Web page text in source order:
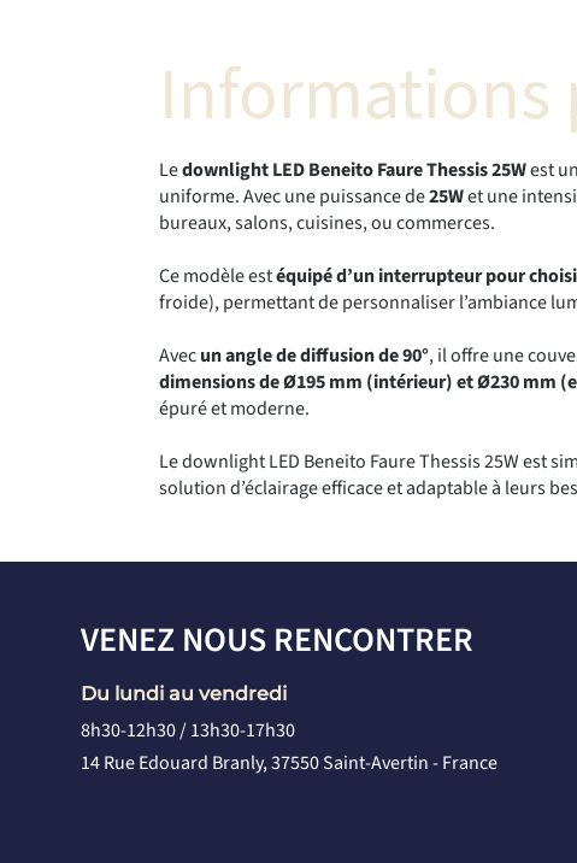
Ledownlight LED Beneito Faure Thessis 25West
uniforme. Avec une puissance de25Wet une
bureaux, salons, cuisines, ou commerces.
Ce modèle estéquipé d’un interrupteur pour
froide), permettant de personnaliser l’ambiance
Avecun angle de diffusion de 90°, il offre une
dimensions de Ø195 mm (intérieur) et Ø230 mm
épuré et moderne.
Le downlight LED Beneito Faure Thessis 25W est
solution d’éclairage efficace et adaptable à leurs
VENEZ NOUS RENCONTRER
Du lundi au vendredi
8h30-12h30 / 13h30-17h30
14 Rue Edouard Branly, 37550 Saint-Avertin - France